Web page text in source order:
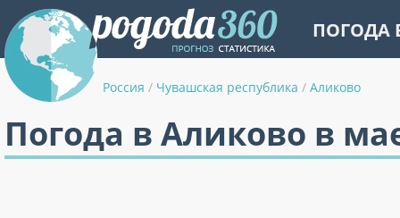
ПОГОДА
Россия / Чувашская республика / Аликово
Погода в Аликово в